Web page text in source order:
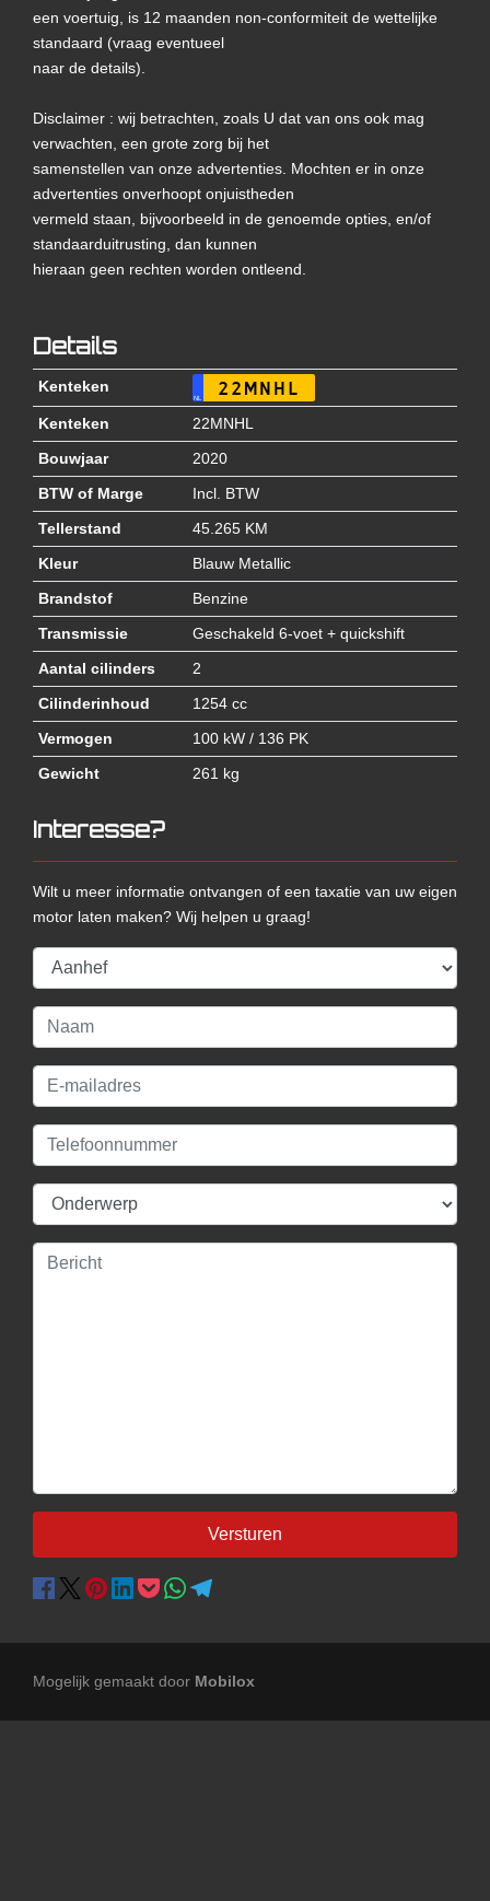
een voertuig, is 12 maanden non-conformiteit de wettelijke
standaard (vraag eventueel
naar de details).
Disclaimer : wij betrachten, zoals U dat van ons ook mag
verwachten, een grote zorg bij het
samenstellen van onze advertenties. Mochten er in onze
advertenties onverhoopt onjuistheden
vermeld staan, bijvoorbeeld in de genoemde opties, en/of
standaarduitrusting, dan kunnen
hieraan geen rechten worden ontleend.
Details
Kenteken
NL 22MNHL
Kenteken
22MNHL
Bouwjaar
2020
BTW of Marge
Incl. BTW
Tellerstand
45.265 KM
Kleur
Blauw Metallic
Brandstof
Benzine
Transmissie
Geschakeld 6-voet + quickshift
Aantal cilinders
2
Cilinderinhoud
1254 cc
Vermogen
100 kW / 136 PK
Gewicht
261 kg
Interesse?
Wilt u meer informatie ontvangen of een taxatie van uw eigen
motor laten maken? Wij helpen u graag!
Versturen
Mogelijk gemaakt door Mobilox